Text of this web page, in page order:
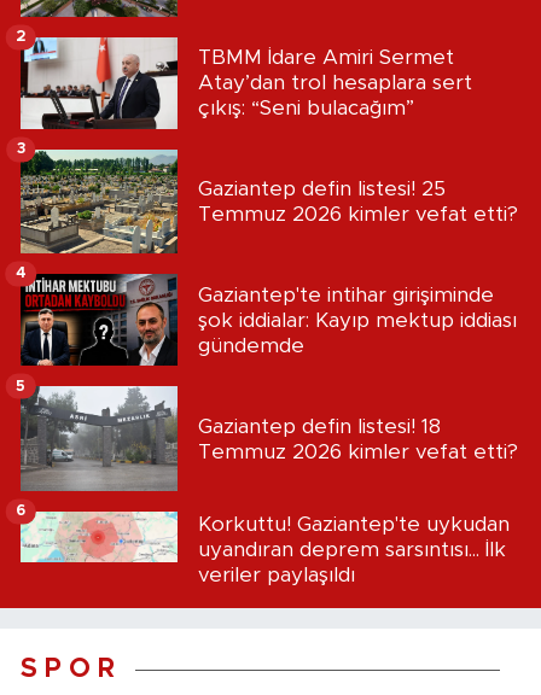
TBMM İdare Amiri Sermet
Atay’dan trol hesaplara sert
çıkış: “Seni bulacağım”
2
Gaziantep defin listesi! 25
Temmuz 2026 kimler vefat etti?
3
Gaziantep'te intihar girişiminde
şok iddialar: Kayıp mektup iddiası
gündemde
4
Gaziantep defin listesi! 18
Temmuz 2026 kimler vefat etti?
5
Korkuttu! Gaziantep'te uykudan
uyandıran deprem sarsıntısı... İlk
veriler paylaşıldı
6
S P O R